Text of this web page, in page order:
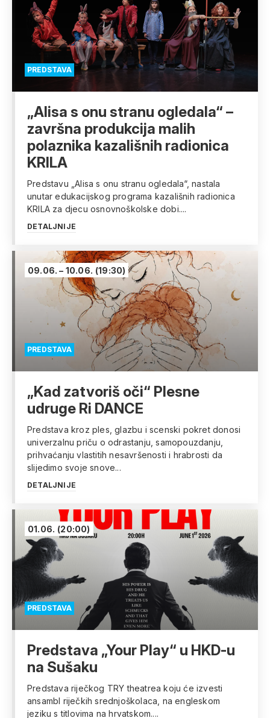
PREDSTAVA
„Alisa s onu stranu ogledala“ –
završna produkcija malih
polaznika kazališnih radionica
KRILA
Predstavu „Alisa s onu stranu ogledala“, nastala
unutar edukacijskog programa kazališnih radionica
KRILA za djecu osnovnoškolske dobi....
DETALJNIJE
PREDSTAVA
09.06. – 10.06. (19:30)
„Kad zatvoriš oči“ Plesne
udruge Ri DANCE
Predstava kroz ples, glazbu i scenski pokret donosi
univerzalnu priču o odrastanju, samopouzdanju,
prihvaćanju vlastitih nesavršenosti i hrabrosti da
slijedimo svoje snove...
DETALJNIJE
PREDSTAVA
01.06. (20:00)
Predstava „Your Play“ u HKD-u
na Sušaku
Predstava riječkog TRY theatrea koju će izvesti
ansambl riječkih srednjoškolaca, na engleskom
jeziku s titlovima na hrvatskom....